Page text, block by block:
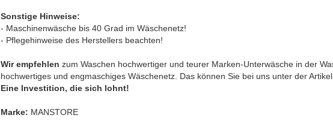
Sonstige Hinweise:
- Maschinenwäsche bis 40 Grad im Wäschenetz!
- Pflegehinweise des Herstellers beachten!
Wir empfehlen zum Waschen hochwertiger und teurer Marken-Unterwäsche in der
hochwertiges und engmaschiges Wäschenetz. Das können Sie bei uns unter der
Eine Investition, die sich lohnt!
Marke: MANSTORE